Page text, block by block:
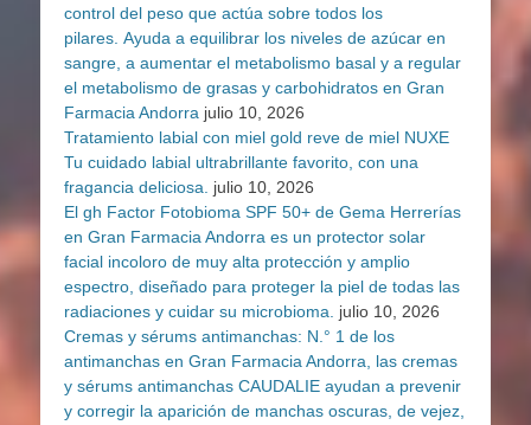
control del peso que actúa sobre todos los
pilares. Ayuda a equilibrar los niveles de azúcar en
sangre, a aumentar el metabolismo basal y a regular
el metabolismo de grasas y carbohidratos en Gran
Farmacia Andorra julio 10, 2026
Tratamiento labial con miel gold reve de miel NUXE
Tu cuidado labial ultrabrillante favorito, con una
fragancia deliciosa. julio 10, 2026
El gh Factor Fotobioma SPF 50+ de Gema Herrerías
en Gran Farmacia Andorra es un protector solar
facial incoloro de muy alta protección y amplio
espectro, diseñado para proteger la piel de todas las
radiaciones y cuidar su microbioma. julio 10, 2026
Cremas y sérums antimanchas: N.° 1 de los
antimanchas en Gran Farmacia Andorra, las cremas
y sérums antimanchas CAUDALIE ayudan a prevenir
y corregir la aparición de manchas oscuras, de vejez,